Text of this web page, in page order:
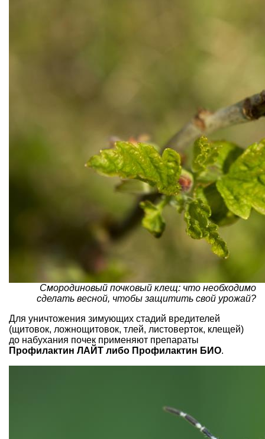
Смородиновый почковый клещ: что необходимо
сделать весной, чтобы защитить свой урожай?
Для уничтожения зимующих стадий вредителей
(щитовок, ложнощитовок, тлей, листоверток, клещей)
до набухания почек применяют препараты
Профилактин ЛАЙТ либо Профилактин БИО.